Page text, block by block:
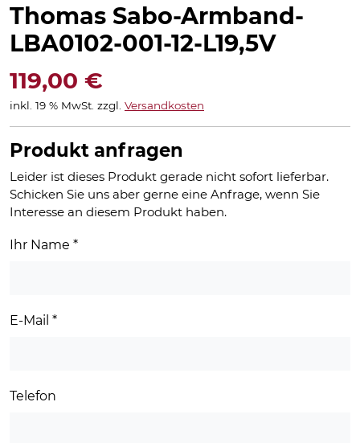
Thomas Sabo-Armband-
LBA0102-001-12-L19,5V
119,00 €
inkl. 19 % MwSt. zzgl. Versandkosten
Produkt anfragen
Leider ist dieses Produkt gerade nicht sofort lieferbar.
Schicken Sie uns aber gerne eine Anfrage, wenn Sie
Interesse an diesem Produkt haben.
Ihr Name *
E-Mail *
Telefon